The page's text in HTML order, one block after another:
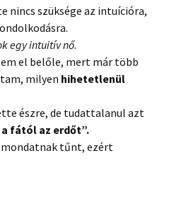
nincs szüksége az intuícióra,
egy intuitív nő.
el belőle, mert már több
milyen hihetetlenül
észre, de tudattalanul azt
fától az erdőt”.
tűnt, ezért